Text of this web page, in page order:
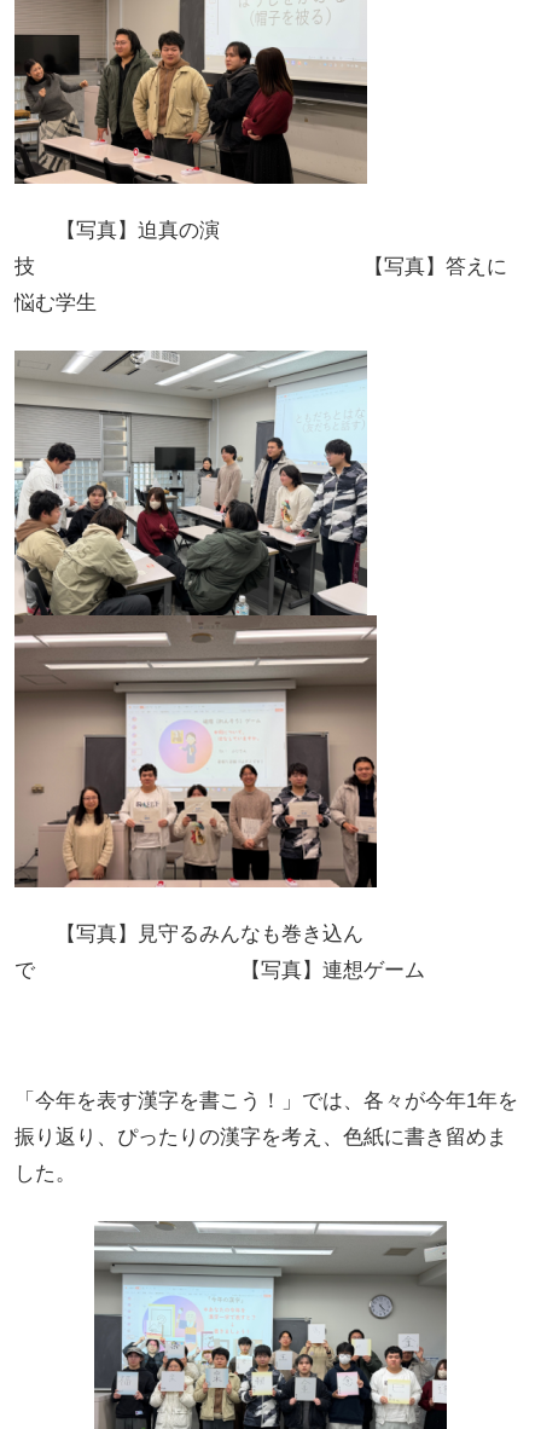
【写真】迫真の演
技 【写真】答えに
悩む学生
【写真】見守るみんなも巻き込ん
で 【写真】連想ゲーム
「今年を表す漢字を書こう！」では、各々が今年1年を
振り返り、ぴったりの漢字を考え、色紙に書き留めま
した。